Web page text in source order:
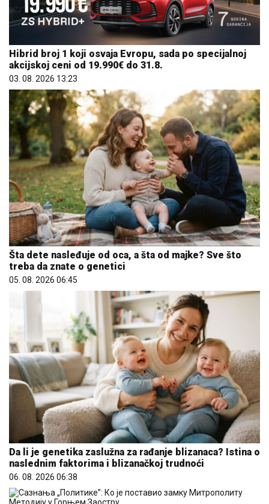
Hibrid broj 1 koji osvaja Evropu, sada po specijalnoj
akcijskoj ceni od 19.990€ do 31.8.
03. 08. 2026 13:23
Šta dete nasleđuje od oca, a šta od majke? Sve što
treba da znate o genetici
05. 08. 2026 06:45
Da li je genetika zaslužna za rađanje blizanaca? Istina o
naslednim faktorima i blizanačkoj trudnoći
06. 08. 2026 06:38